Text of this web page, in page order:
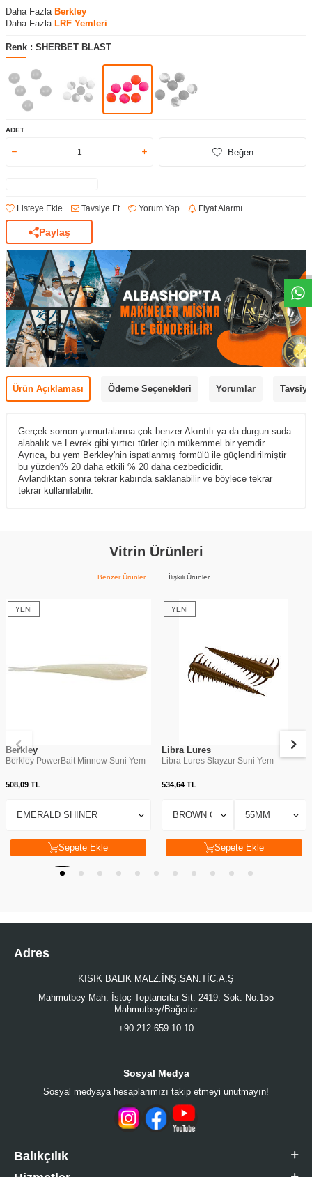
Daha Fazla Berkley
Daha Fazla LRF Yemleri
Renk : SHERBET BLAST
ADET
Beğen
Listeye Ekle Tavsiye Et Yorum Yap Fiyat Alarmı
Paylaş
Ürün Açıklaması Ödeme Seçenekleri Yorumlar
Gerçek somon yumurtalarına çok benzer Akıntılı ya da durgun suda
alabalık ve Levrek gibi yırtıcı türler için mükemmel bir yemdir.
Ayrıca, bu yem Berkley'nin ispatlanmış formülü ile güçlendirilmiştir
bu yüzden% 20 daha etkili % 20 daha cezbedicidir.
Avlandıktan sonra tekrar kabında saklanabilir ve böylece tekrar
tekrar kullanılabilir.
Vitrin Ürünleri
Benzer Ürünler İlişkili Ürünler
YENI
Berkley
Berkley PowerBait Minnow Suni Yem
508,09 TL
Sepete Ekle
YENI
Libra Lures
Libra Lures Slayzur Suni Yem
534,64TL
Sepete Ekle
Adres
KISIK BALIK MALZ.İNŞ.SAN.TİC.A.Ş
Mahmutbey Mah. İstoç Toptancılar Sit. 2419. Sok. No:155
Mahmutbey/Bağcılar
+90 212 659 10 10
Sosyal Medya
Sosyal medyaya hesaplarımızı takip etmeyi unutmayın!
Balıkçılık